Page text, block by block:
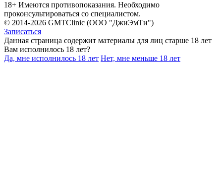
18+ Имеются противопоказания. Необходимо
проконсультироваться со специалистом.
© 2014-2026 GMTClinic (ООО "ДжиЭмТи")
Записаться
Данная страница содержит материалы для лиц старше 18 лет
Вам исполнилось 18 лет?
Да, мне исполнилось 18 лет Нет, мне меньше 18 лет